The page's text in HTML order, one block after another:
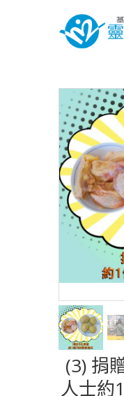
(3) 捐
人士約